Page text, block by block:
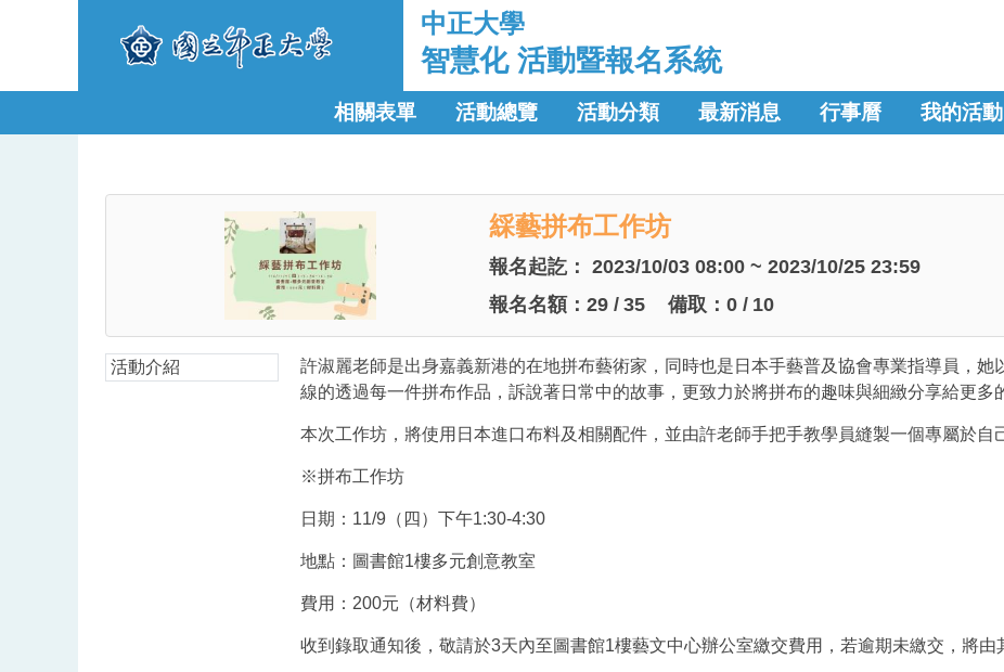
中正大學
智慧化 活動暨報名系統
相關表單 活動總覽 活動分類 最新消息 行事曆 我的活動
綵藝拼布工作坊
報名起訖：2023/10/03 08:00 ~ 2023/10/25 23:59
報名名額：29 / 35 備取：0 / 10
活動介紹
許淑麗老師是出身嘉義新港的在地拼布藝術家，同時也是日本手藝普及協會專業指導員，
線的透過每一件拼布作品，訴說著日常中的故事，更致力於將拼布的趣味與細緻分享給更多
本次工作坊，將使用日本進口布料及相關配件，並由許老師手把手教學員縫製一個專屬於自
※拼布工作坊
日期：11/9（四）下午1:30-4:30
地點：圖書館1樓多元創意教室
費用：200元（材料費）
收到錄取通知後，敬請於3天內至圖書館1樓藝文中心辦公室繳交費用，若逾期未繳交，將由